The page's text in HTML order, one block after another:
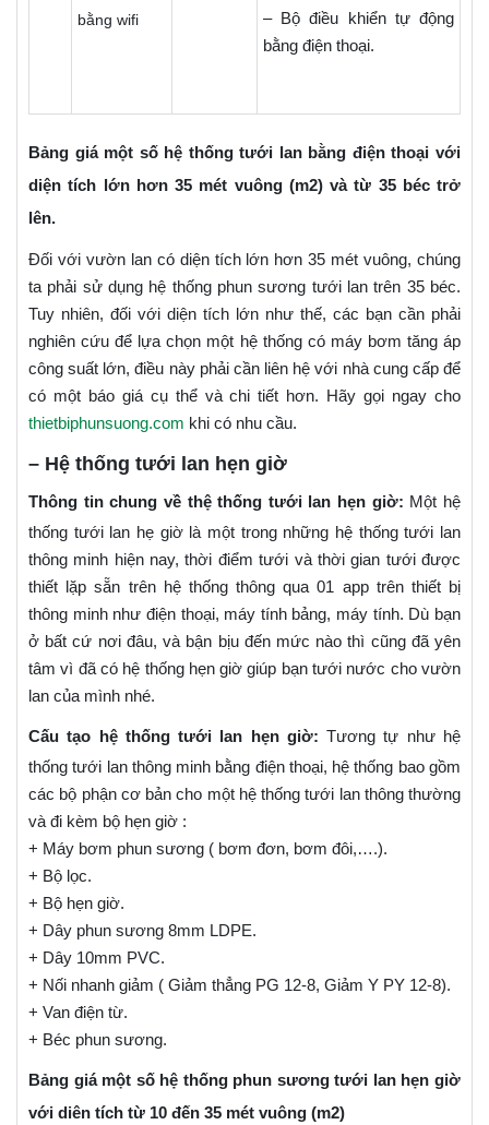
bằng wifi
– Bộ điều khiển tự động
bằng điện thoại.
Bảng giá một số hệ thống tưới lan bằng điện thoại với
diện tích lớn hơn 35 mét vuông (m2) và từ 35 béc trở
lên.
Đối với vườn lan có diện tích lớn hơn 35 mét vuông, chúng
ta phải sử dụng hệ thống phun sương tưới lan trên 35 béc.
Tuy nhiên, đối với diện tích lớn như thế, các bạn cần phải
nghiên cứu để lựa chọn một hệ thống có máy bơm tăng áp
công suất lớn, điều này phải cần liên hệ với nhà cung cấp để
có một báo giá cụ thể và chi tiết hơn. Hãy gọi ngay cho
thietbiphunsuong.com khi có nhu cầu.
– Hệ thống tưới lan hẹn giờ
Thông tin chung về thệ thống tưới lan hẹn giờ: Một hệ
thống tưới lan hẹ giờ là một trong những hệ thống tưới lan
thông minh hiện nay, thời điểm tưới và thời gian tưới được
thiết lặp sẵn trên hệ thống thông qua 01 app trên thiết bị
thông minh như điện thoại, máy tính bảng, máy tính. Dù bạn
ở bất cứ nơi đâu, và bận bịu đến mức nào thì cũng đã yên
tâm vì đã có hệ thống hẹn giờ giúp bạn tưới nước cho vườn
lan của mình nhé.
Cấu tạo hệ thống tưới lan hẹn giờ: Tương tự như hệ
thống tưới lan thông minh bằng điện thoại, hệ thống bao gồm
các bộ phận cơ bản cho một hệ thống tưới lan thông thường
và đi kèm bộ hẹn giờ :
+ Máy bơm phun sương ( bơm đơn, bơm đôi,….).
+ Bộ lọc.
+ Bộ hẹn giờ.
+ Dây phun sương 8mm LDPE.
+ Dây 10mm PVC.
+ Nối nhanh giảm ( Giảm thẳng PG 12-8, Giảm Y PY 12-8).
+ Van điện từ.
+ Béc phun sương.
Bảng giá một số hệ thống phun sương tưới lan hẹn giờ
với diên tích từ 10 đến 35 mét vuông (m2)